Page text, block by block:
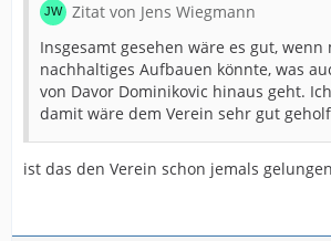
Zitat von Jens Wiegmann
Insgesamt gesehen wäre es gut, wenn
nachhaltiges Aufbauen könnte, was
von Davor Dominikovic hinaus geht.
damit wäre dem Verein sehr gut
ist das den Verein schon jemals